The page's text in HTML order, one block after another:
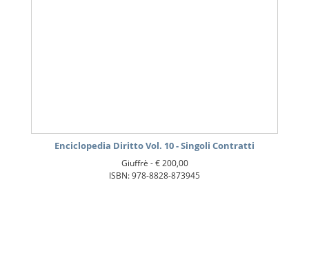
Enciclopedia Diritto Vol. 10 - Singoli Contratti
Giuffrè -€ 200,00
ISBN: 978-8828-873945